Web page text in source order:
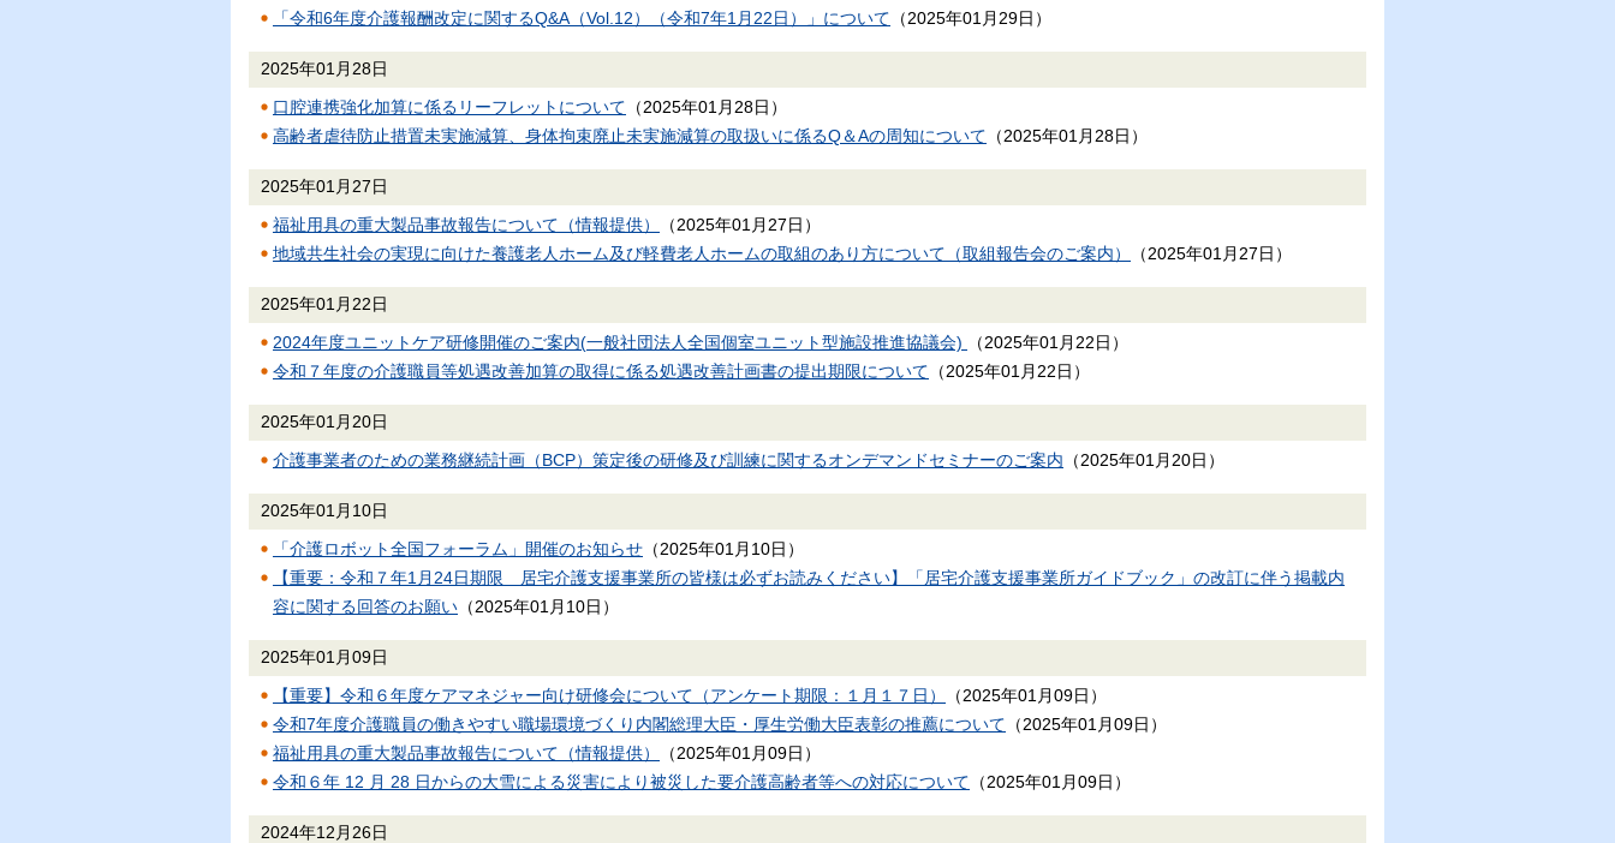
「令和6年度介護報酬改定に関するQ&A（Vol.12）（令和7年1月22日）」について （2025年01月29日 ）
2025年01月28日
口腔連携強化加算に係るリーフレットについて （2025年01月28日 ）
高齢者虐待防止措置未実施減算、身体拘束廃止未実施減算の取扱いに係るQ＆Aの周知について （2025年01月28日 ）
2025年01月27日
福祉用具の重大製品事故報告について（情報提供） （2025年01月27日 ）
地域共生社会の実現に向けた養護老人ホーム及び軽費老人ホームの取組のあり方について（取組報告会のご案内）
（2025年01月27日 ）
2025年01月22日
2024年度ユニットケア研修開催のご案内(一般社団法人全国個室ユニット型施設推進協議会) （2025年01月22日 ）
令和７年度の介護職員等処遇改善加算の取得に係る処遇改善計画書の提出期限について （2025年01月22日 ）
2025年01月20日
介護事業者のための業務継続計画（BCP）策定後の研修及び訓練に関するオンデマンドセミナーのご案内 （2025年01月20日 ）
2025年01月10日
「介護ロボット全国フォーラム」開催のお知らせ （2025年01月10日 ）
【重要：令和７年1月24日期限 居宅介護支援事業所の皆様は必ずお読みください】「居宅介護支援事業所ガイドブック」の改訂に伴う掲載内
容に関する回答のお願い （2025年01月10日 ）
2025年01月09日
【重要】令和６年度ケアマネジャー向け研修会について（アンケート期限：１月１７日） （2025年01月09日 ）
令和7年度介護職員の働きやすい職場環境づくり内閣総理大臣・厚生労働大臣表彰の推薦について （2025年01月09日 ）
福祉用具の重大製品事故報告について（情報提供）
（2025年01月09日 ）
令和６年 12 月 28 日からの大雪による災害により被災した要介護高齢者等への対応について （2025年01月09日 ）
2024年12月26日